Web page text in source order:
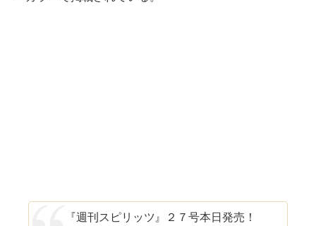
『週刊スピリッツ』２７号本日発売！